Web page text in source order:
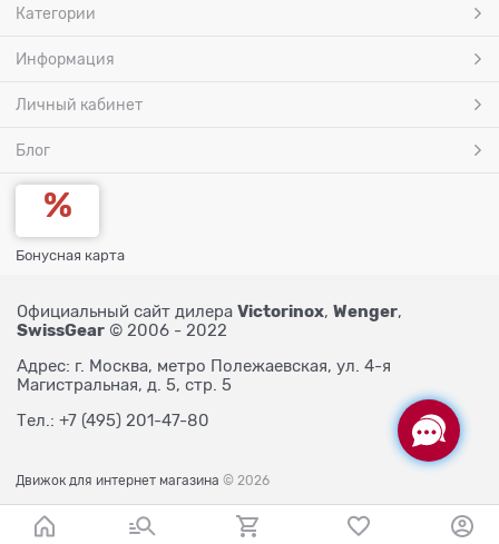
Категории
Информация
Личный кабинет
Блог
Бонусная карта
Официальный сайт дилера Victorinox, Wenger,
SwissGear © 2006 - 2022
Адрес: г. Москва, метро Полежаевская, ул. 4-я
Магистральная, д. 5, стр. 5
Тел.: +7 (495) 201-47-80
Движок для интернет магазина © 2026